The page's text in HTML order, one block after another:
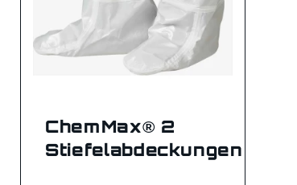
ChemMax® 2
Stiefelabdeckungen